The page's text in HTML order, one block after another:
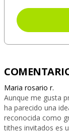
Maria rosario r.
Aunque me gusta
ha parecido una
reconocida como
tithes invitados es